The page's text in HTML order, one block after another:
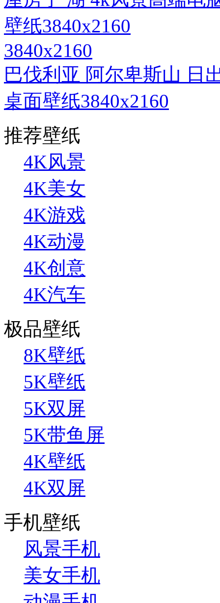
3840x2160
巴伐利亚 阿尔卑斯山 日
桌面壁纸3840x2160
推荐壁纸
4K风景
4K美女
4K游戏
4K动漫
4K创意
4K汽车
极品壁纸
8K壁纸
5K壁纸
5K双屏
5K带鱼屏
4K壁纸
4K双屏
手机壁纸
风景手机
美女手机